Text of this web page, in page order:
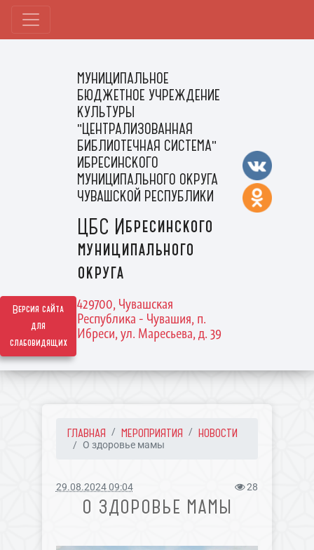
Версия сайта
для
слабовидящих
МУНИЦИПАЛЬНОЕ
БЮДЖЕТНОЕ УЧРЕЖДЕНИЕ
КУЛЬТУРЫ
"ЦЕНТРАЛИЗОВАННАЯ
БИБЛИОТЕЧНАЯ СИСТЕМА"
ИБРЕСИНСКОГО
МУНИЦИПАЛЬНОГО ОКРУГА
ЧУВАШСКОЙ РЕСПУБЛИКИ
ЦБС Ибресинского
муниципального
округа
429700, Чувашская
Республика - Чувашия, п.
Ибреси, ул. Маресьева, д. 39
ГЛАВНАЯ МЕРОПРИЯТИЯ НОВОСТИ
О здоровье мамы
29.08.2024 09:04 28
О ЗДОРОВЬЕ МАМЫ